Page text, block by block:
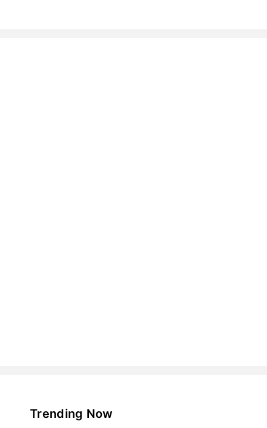
Trending Now